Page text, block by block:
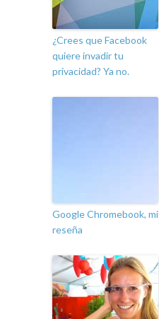
¿Crees que Facebook
quiere invadir tu
privacidad? Ya no.
Google Chromebook, mi
reseña